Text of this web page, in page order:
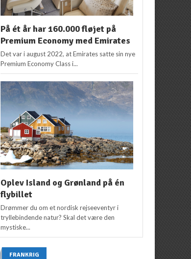
På ét år har 160.000 fløjet på
Premium Economy med Emirates
Det var i august 2022, at Emirates satte sin nye
Premium Economy Class i...
Oplev Island og Grønland på én
flybillet
Drømmer du om et nordisk rejseeventyr i
tryllebindende natur? Skal det være den
mystiske...
FRANKRIG